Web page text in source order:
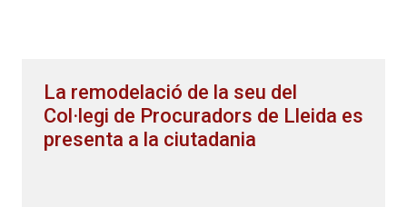
La remodelació de la seu del
Col·legi de Procuradors de Lleida es
presenta a la ciutadania